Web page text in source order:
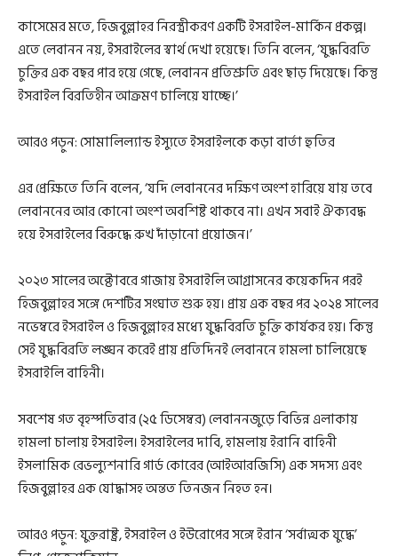
কাসেমের মতে, হিজবুল্লাহর নিরস্ত্রীকরণ একটি ইসরাইল-মার্কিন প্রকল্প।
এতে লেবানন নয়, ইসরাইলের স্বার্থ দেখা হয়েছে। তিনি বলেন, ‘যুদ্ধবিরতি
চুক্তির এক বছর পার হয়ে গেছে, লেবানন প্রতিশ্রুতি এবং ছাড় দিয়েছে। কিন্তু
ইসরাইল বিরতিহীন আক্রমণ চালিয়ে যাচ্ছে।’
আরও পড়ুন: সোমালিল্যান্ড ইস্যুতে ইসরাইলকে কড়া বার্তা হুতির
এর প্রেক্ষিতে তিনি বলেন, ‘যদি লেবাননের দক্ষিণ অংশ হারিয়ে যায় তবে
লেবাননের আর কোনো অংশ অবশিষ্ট থাকবে না। এখন সবাই ঐক্যবদ্ধ
হয়ে ইসরাইলের বিরুদ্ধে রুখ দাঁড়ানো প্রয়োজন।’
২০২৩ সালের অক্টোবরে গাজায় ইসরাইলি আগ্রাসনের কয়েকদিন পরই
হিজবুল্লাহর সঙ্গে দেশটির সংঘাত শুরু হয়। প্রায় এক বছর পর ২০২৪ সালের
নভেম্বরে ইসরাইল ও হিজবুল্লাহর মধ্যে যুদ্ধবিরতি চুক্তি কার্যকর হয়। কিন্তু
সেই যুদ্ধবিরতি লঙ্ঘন করেই প্রায় প্রতিদিনই লেবাননে হামলা চালিয়েছে
ইসরাইলি বাহিনী।
সবশেষ গত বৃহস্পতিবার (২৫ ডিসেম্বর) লেবাননজুড়ে বিভিন্ন এলাকায়
হামলা চালায় ইসরাইল। ইসরাইলের দাবি, হামলায় ইরানি বাহিনী
ইসলামিক রেভল্যুশনারি গার্ড কোরের (আইআরজিসি) এক সদস্য এবং
হিজবুল্লাহর এক যোদ্ধাসহ অন্তত তিনজন নিহত হন।
আরও পড়ুন: যুক্তরাষ্ট্র, ইসরাইল ও ইউরোপের সঙ্গে ইরান ‘সর্বাত্মক যুদ্ধে’